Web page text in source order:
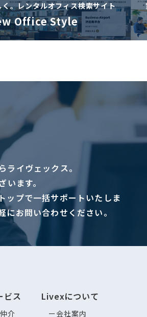
く。レンタルオフィス検索サイト
Office Style
イヴェックス。
ます。
ップで一括サポートいたしま
お問い合わせください。
ビス
介
Livexについて
会社案内